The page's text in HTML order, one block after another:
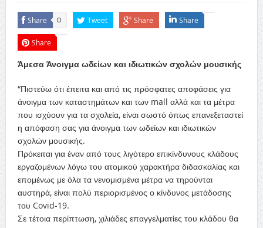
Share 0 Tweet Share Share
Share
Άμεσα Άνοιγμα ωδείων και ιδιωτικών σχολών μουσικής
“Πιστεύω ότι έπειτα και από τις πρόσφατες αποφάσεις για
άνοιγμα των καταστημάτων και των mall αλλά και τα μέτρα
που ισχύουν για τα σχολεία, είναι σωστό όπως επανεξεταστεί
η απόφαση σας για άνοιγμα των ωδείων και ιδιωτικών
σχολών μουσικής.
Πρόκειται για έναν από τους λιγότερο επικίνδυνους κλάδους
εργαζομένων λόγω του ατομικού χαρακτήρα διδασκαλίας και
επομένως με όλα τα νενομισμένα μέτρα να τηρούνται
αυστηρά, είναι πολύ περιορισμένος ο κίνδυνος μετάδοσης
του Covid-19.
Σε τέτοια περίπτωση, χιλιάδες επαγγελματίες του κλάδου θα